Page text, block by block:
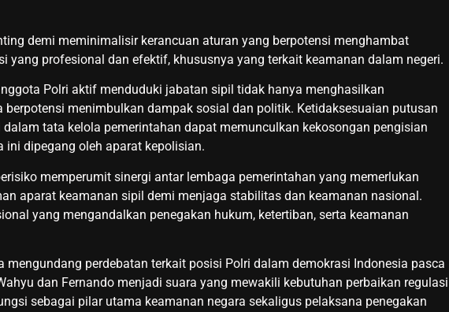
demi meminimalisir kerancuan aturan yang berpotensi menghambat
yang profesional dan efektif, khususnya yang terkait keamanan dalam negeri.
Polri aktif menduduki jabatan sipil tidak hanya menghasilkan
berpotensi menimbulkan dampak sosial dan politik. Ketidaksesuaian putusan
tata kelola pemerintahan dapat memunculkan kekosongan pengisian
ini dipegang oleh aparat kepolisian.
memperumit sinergi antar lembaga pemerintahan yang memerlukan
aparat keamanan sipil demi menjaga stabilitas dan keamanan nasional.
yang mengandalkan penegakan hukum, ketertiban, serta keamanan
mengundang perdebatan terkait posisi Polri dalam demokrasi Indonesia pasca
dan Fernando menjadi suara yang mewakili kebutuhan perbaikan regulasi
sebagai pilar utama keamanan negara sekaligus pelaksana penegakan